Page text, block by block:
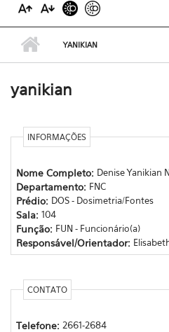
YANIKIAN
yanikian
INFORMAÇÕES
Nome Completo: Denise Yanikian
Departamento: FNC
Prédio: DOS - Dosimetria/Fontes
Sala: 104
Função: FUN - Funcionário(a)
Responsável/Orientador:
CONTATO
Telefone: 2661-2684